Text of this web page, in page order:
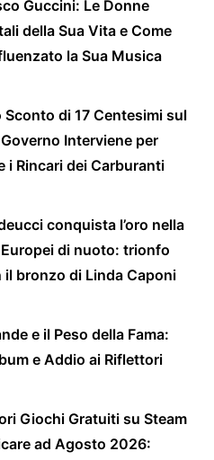
Guccini: Le Donne
della Sua Vita e Come
la Sua Musica
Sconto di 17 Centesimi sul
Interviene per
i Rincari dei Carburanti
conquista l’oro nella
di nuoto: trionfo
il bronzo di Linda Caponi
e il Peso della Fama:
e Addio ai Riflettori
Giochi Gratuiti su Steam
ad Agosto 2026: